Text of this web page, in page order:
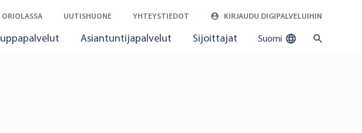
ORIOLASSA UUTISHUONE YHTEYSTIEDOT KIRJAUDU DIGIPALVELUIHIN
Asiantuntijapalvelut Sijoittajat Suomi